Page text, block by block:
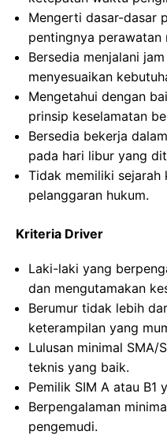
Mengerti dasar-dasar
pentingnya perawatan
Bersedia menjalani
menyesuaikan
Mengetahui dengan
prinsip keselamatan
Bersedia bekerja
pada hari libur yang
Tidak memiliki
pelanggaran hukum.
Kriteria Driver
Laki-laki yang
dan mengutamakan
Berumur tidak lebih
keterampilan yang
Lulusan minimal SMA/
teknis yang baik.
Pemilik SIM A atau B1
Berpengalaman
pengemudi.